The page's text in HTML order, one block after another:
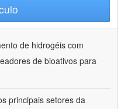
de hidrogéis com
de bioativos para
principais setores da